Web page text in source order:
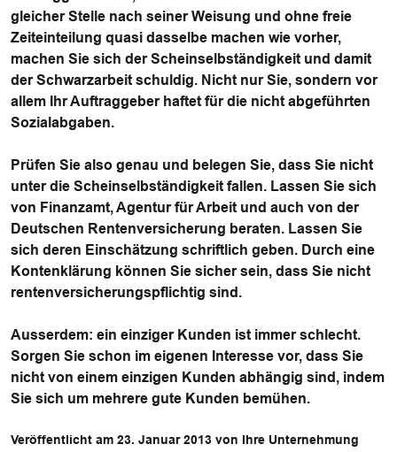
gleicher Stelle nach seiner Weisung und ohne freie
Zeiteinteilung quasi dasselbe machen wie vorher,
machen Sie sich der Scheinselbständigkeit und damit
der Schwarzarbeit schuldig. Nicht nur Sie, sondern vor
allem Ihr Auftraggeber haftet für die nicht abgeführten
Sozialabgaben.
Prüfen Sie also genau und belegen Sie, dass Sie nicht
unter die Scheinselbständigkeit fallen. Lassen Sie sich
von Finanzamt, Agentur für Arbeit und auch von der
Deutschen Rentenversicherung beraten. Lassen Sie
sich deren Einschätzung schriftlich geben. Durch eine
Kontenklärung können Sie sicher sein, dass Sie nicht
rentenversicherungspflichtig sind.
Ausserdem: ein einziger Kunden ist immer schlecht.
Sorgen Sie schon im eigenen Interesse vor, dass Sie
nicht von einem einzigen Kunden abhängig sind, indem
Sie sich um mehrere gute Kunden bemühen.
Veröffentlicht am 23. Januar 2013 von Ihre Unternehmung